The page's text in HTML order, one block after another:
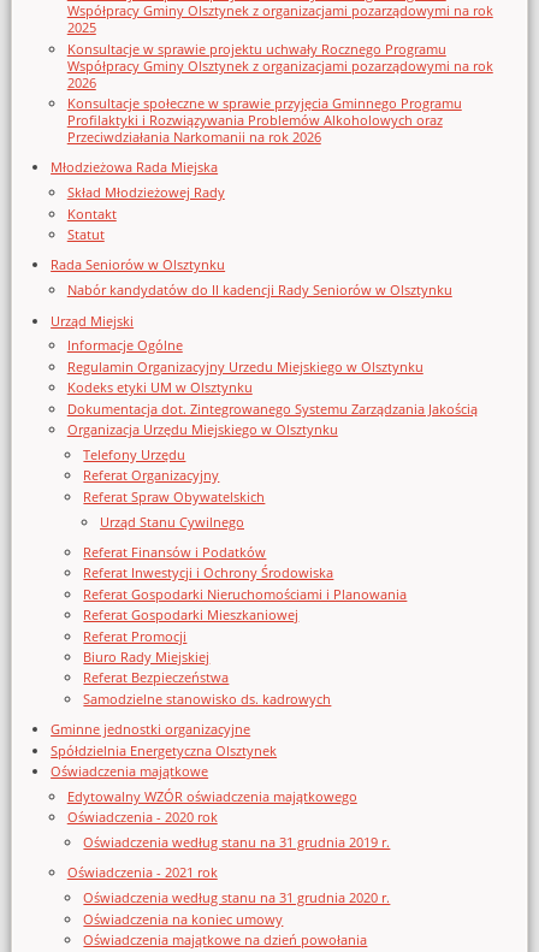
Współpracy Gminy Olsztynek z organizacjami pozarządowymi na rok
2025
Konsultacje w sprawie projektu uchwały Rocznego Programu
Współpracy Gminy Olsztynek z organizacjami pozarządowymi na rok
2026
Konsultacje społeczne w sprawie przyjęcia Gminnego Programu
Profilaktyki i Rozwiązywania Problemów Alkoholowych oraz
Przeciwdziałania Narkomanii na rok 2026
Młodzieżowa Rada Miejska
Skład Młodzieżowej Rady
Kontakt
Statut
Rada Seniorów w Olsztynku
Nabór kandydatów do II kadencji Rady Seniorów w Olsztynku
Urząd Miejski
Informacje Ogólne
Regulamin Organizacyjny Urzedu Miejskiego w Olsztynku
Kodeks etyki UM w Olsztynku
Dokumentacja dot. Zintegrowanego Systemu Zarządzania Jakością
Organizacja Urzędu Miejskiego w Olsztynku
Telefony Urzędu
Referat Organizacyjny
Referat Spraw Obywatelskich
Urząd Stanu Cywilnego
Referat Finansów i Podatków
Referat Inwestycji i Ochrony Środowiska
Referat Gospodarki Nieruchomościami i Planowania
Referat Gospodarki Mieszkaniowej
Referat Promocji
Biuro Rady Miejskiej
Referat Bezpieczeństwa
Samodzielne stanowisko ds. kadrowych
Gminne jednostki organizacyjne
Spółdzielnia Energetyczna Olsztynek
Oświadczenia majątkowe
Edytowalny WZÓR oświadczenia majątkowego
Oświadczenia - 2020 rok
Oświadczenia według stanu na 31 grudnia 2019 r.
Oświadczenia - 2021 rok
Oświadczenia według stanu na 31 grudnia 2020 r.
Oświadczenia na koniec umowy
Oświadczenia majątkowe na dzień powołania